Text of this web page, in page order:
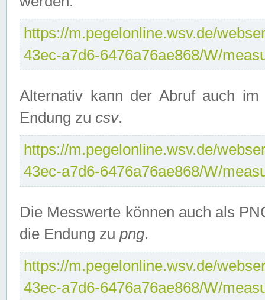
https://m.pegelonline.wsv.de/
43ec-a7d6-6476a76ae868/W/
Alternativ kann der Abruf auch
Endung zu csv.
https://m.pegelonline.wsv.de/
43ec-a7d6-6476a76ae868/W/
Die Messwerte können auch als
die Endung zu png.
https://m.pegelonline.wsv.de/
43ec-a7d6-6476a76ae868/W/